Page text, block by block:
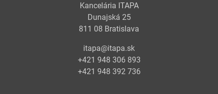
Kancelária ITAPA
Dunajská 25
811 08 Bratislava
itapa@itapa.sk
+421 948 306 893
+421 948 392 736